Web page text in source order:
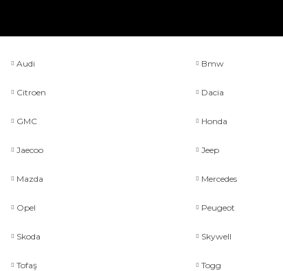
Audi Bmw
Citroen Dacia
GMC Honda
Jaecoo Jeep
Mazda Mercedes
Opel Peugeot
Skoda Skywell
Tofaş Togg